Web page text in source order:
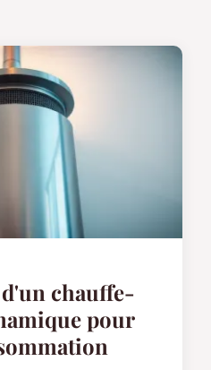
d'un chauffe-
pour